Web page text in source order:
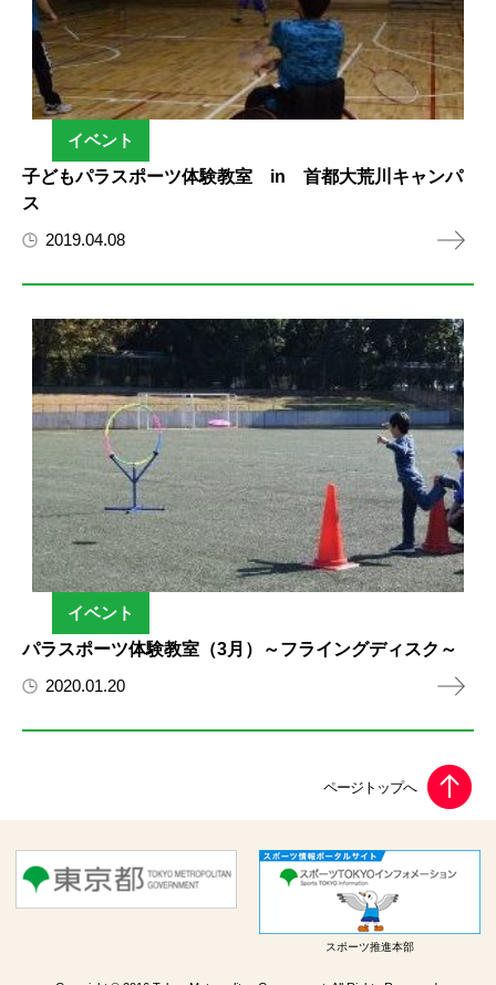
イベント
子どもパラスポーツ体験教室 in 首都大荒川キャンパ
ス
2019.04.08
イベント
パラスポーツ体験教室（3月）～フライングディスク～
2020.01.20
スポーツ推進本部